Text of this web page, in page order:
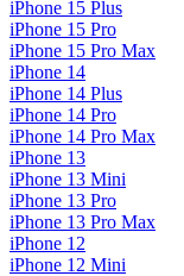
iPhone 15 Plus
iPhone 15 Pro
iPhone 15 Pro Max
iPhone 14
iPhone 14 Plus
iPhone 14 Pro
iPhone 14 Pro Max
iPhone 13
iPhone 13 Mini
iPhone 13 Pro
iPhone 13 Pro Max
iPhone 12
iPhone 12 Mini